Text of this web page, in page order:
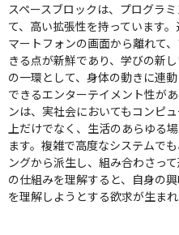
スペースブロックは、プログラ
て、高い拡張性を持っています
マートフォンの画面から離れて
きる点が新鮮であり、学びの新
の一環として、身体の動きに連
できるエンターテイメント性が
ンは、実社会においてもコンピ
上だけでなく、生活のあらゆる
ます。複雑で高度なシステムで
ングから派生し、組み合わさっ
の仕組みを理解すると、自身の
を理解しようとする欲求が生まれ